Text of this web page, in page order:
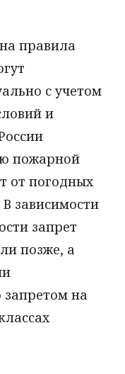
правила
с учетом
и
пожарной
от погодных
зависимости
запрет
позже, а
на